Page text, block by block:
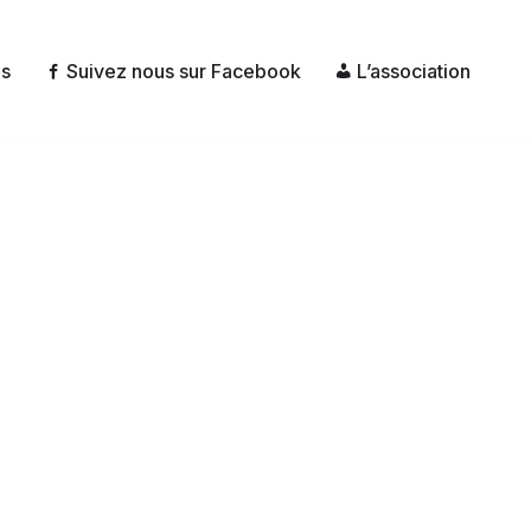
Suivez nous sur Facebook L’association